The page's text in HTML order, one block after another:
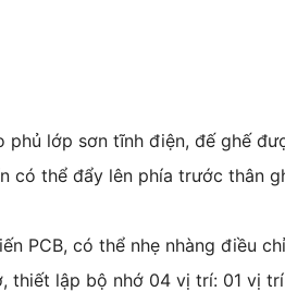
lớp sơn tĩnh điện, đế ghế
có thể đẩy lên phía trước thân
PCB, có thể nhẹ nhàng điều
thiết lập bộ nhớ 04 vị trí: 01 vị